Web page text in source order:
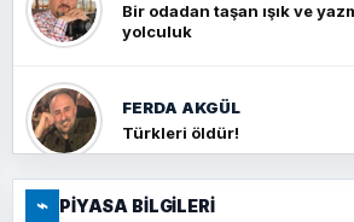
Bir odadan taşan ışık ve
yolculuk
FERDA AKGÜL
Türkleri öldür!
FERHAT BÜYÜKKALKAN
⌁ PIYASA BILGILERI